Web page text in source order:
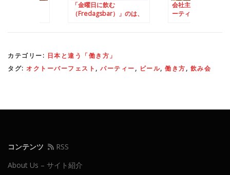
「金曜日に飲む
（Fredagsbar）」のは、
会社主催の全社員対
ーティー（冬編）
カテゴリー: 日本と違う「働き方」
タグ: オクトーバーフェスト , パーティー, ビール, 働き方, 飲み会
コンテンツ
RSS
About Us – サイト紹介